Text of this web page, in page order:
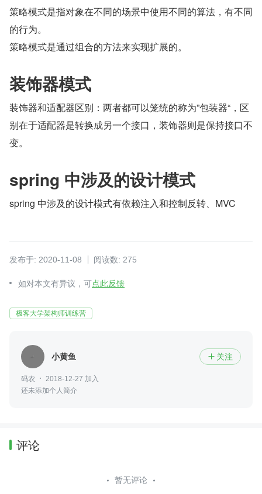
策略模式是指对象在不同的场景中使用不同的算法，有不同
的行为。
策略模式是通过组合的方法来实现扩展的。
装饰器模式
装饰器和适配器区别：两者都可以笼统的称为”包装器“，区
别在于适配器是转换成另一个接口，装饰器则是保持接口不
变。
spring 中涉及的设计模式
spring 中涉及的设计模式有依赖注入和控制反转、MVC
发布于: 2020-11-08 阅读数: 275
如对本文有异议，可点此反馈
极客大学架构师训练营
小黄鱼  关注
码农
2018-12-27 加入
还未添加个人简介
评论
暂无评论